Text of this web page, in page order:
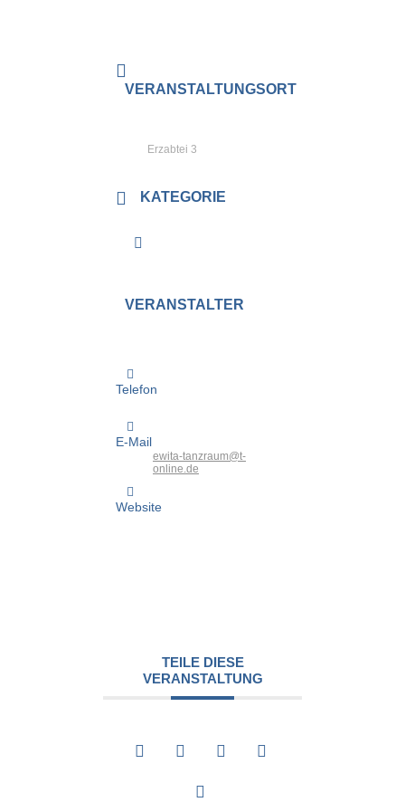
VERANSTALTUNGSORT
Erzabtei 3
KATEGORIE
VERANSTALTER
Telefon
E-Mail
ewita-tanzraum@t-
online.de
Website
TEILE DIESE
VERANSTALTUNG